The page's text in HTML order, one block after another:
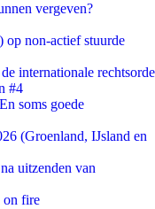
vergeven?
op non-actief stuurde
internationale rechtsorde
#4
soms goede
(Groenland, IJsland en
uitzenden van
on fire